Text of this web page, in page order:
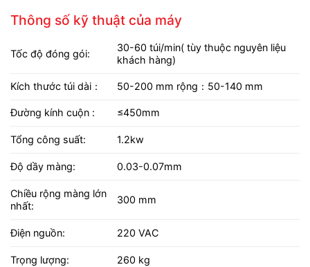
Thông số kỹ thuật của máy
Tốc độ đóng gói:
30-60 túi/min( tùy thuộc nguyên liệu
khách hàng)
Kích thước túi dài： 50-200 mm rộng：50-140 mm
Đường kính cuộn : ≤450mm
Tổng công suất: 1.2kw
Độ dầy màng: 0.03-0.07mm
Chiều rộng màng lớn
nhất:
300 mm
Điện nguồn: 220 VAC
Trọng lượng: 260 kg